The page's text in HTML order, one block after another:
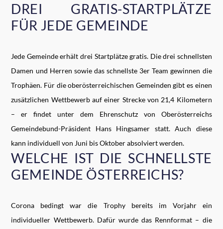
DREI GRATIS-STARTPLÄTZE
FÜR JEDE GEMEINDE
Jede Gemeinde erhält drei Startplätze gratis. Die drei schnellsten
Damen und Herren sowie das schnellste 3er Team gewinnen die
Trophäen. Für die oberösterreichischen Gemeinden gibt es einen
zusätzlichen Wettbewerb auf einer Strecke von 21,4 Kilometern
– er findet unter dem Ehrenschutz von Oberösterreichs
Gemeindebund-Präsident Hans Hingsamer statt. Auch diese
kann individuell von Juni bis Oktober absolviert werden.
WELCHE IST DIE SCHNELLSTE
GEMEINDE ÖSTERREICHS?
Corona bedingt war die Trophy bereits im Vorjahr ein
individueller Wettbewerb. Dafür wurde das Rennformat – die